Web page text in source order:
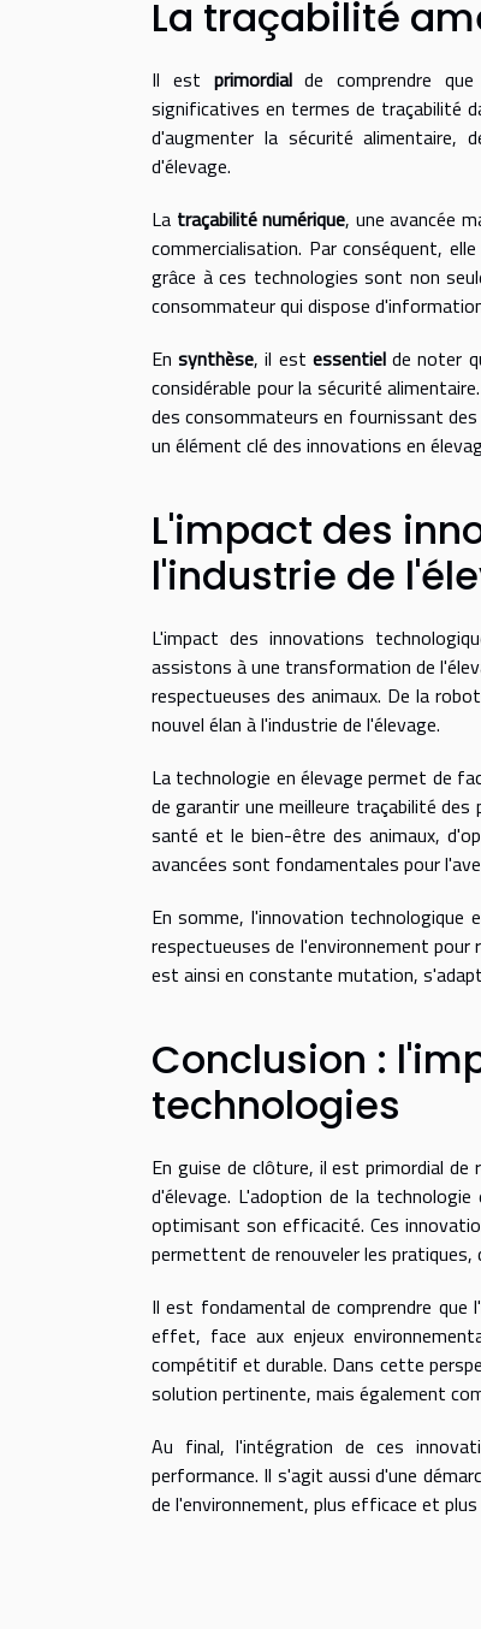
La traçabilité
Il est primordialde comprendre que
significatives en termes de traçabilité
d'augmenter la sécurité alimentaire,
d'élevage.
La traçabilité numérique, une avancée
commercialisation. Par conséquent,
grâce à ces technologies sont non
consommateur qui dispose
Ensynthèse, il est essentielde noter
considérable pour la sécurité
des consommateurs en fournissant
un élément clé des innovations en
L'impact des
l'industrie de
L'impact des innovations
assistons à une transformation de
respectueuses des animaux. De la
nouvel élan à l'industrie de l'élevage.
La technologie en élevage permet de
de garantir une meilleure traçabilité
santé et le bien-être des animaux,
avancées sont fondamentales pour
En somme, l'innovation
respectueuses de l'environnement pour
est ainsi en constante mutation,
Conclusion :
technologies
En guise de clôture, il est primordial
d'élevage. L'adoption de la
optimisant son efficacité. Ces
permettent de renouveler les
Il est fondamental de comprendre que
effet, face aux enjeux
compétitif et durable. Dans cette
solution pertinente, mais également
Au final, l'intégration de ces
performance. Il s'agit aussi d'une
de l'environnement, plus efficace et plus